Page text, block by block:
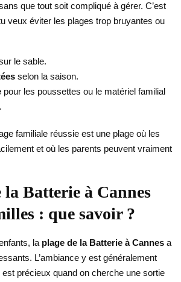
que tout soit compliqué à gérer. C’est
veux éviter les plages trop bruyantes ou
le sable.
selon la saison.
pour les poussettes ou le matériel familial
familiale réussie est une plage où les
et où les parents peuvent vraiment
la Batterie à Cannes
: que savoir ?
la plage de la Batterie à Cannes a
L’ambiance y est généralement
précieux quand on cherche une sortie